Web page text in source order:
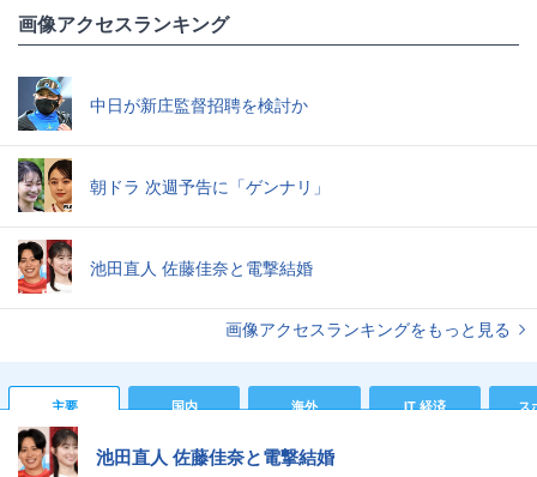
画像アクセスランキング
中日が新庄監督招聘を検討か
朝ドラ 次週予告に「ゲンナリ」
池田直人 佐藤佳奈と電撃結婚
画像アクセスランキングをもっと見る
主要 国内 海外 IT 経済 ス
池田直人 佐藤佳奈と電撃結婚